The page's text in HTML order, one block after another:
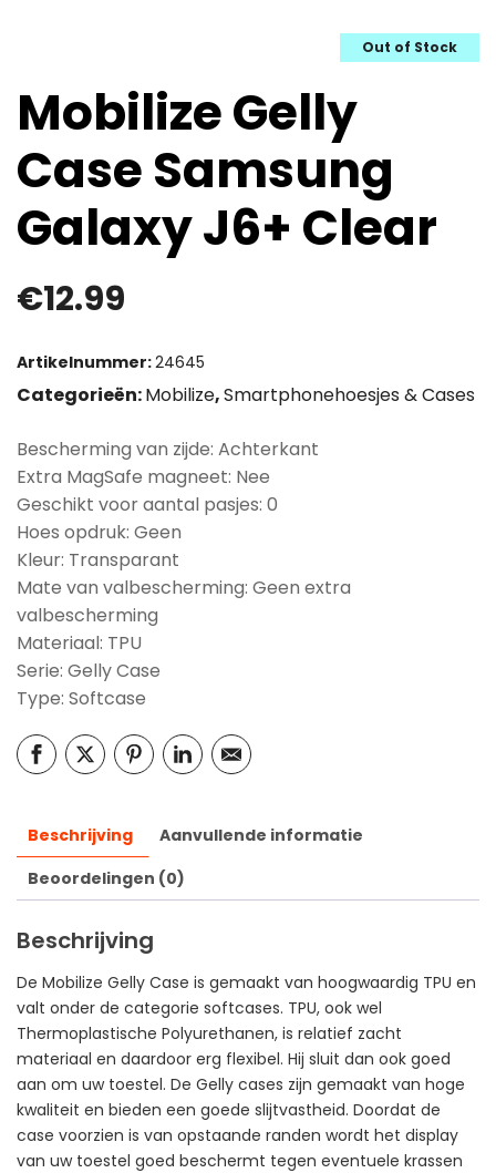
Out of Stock
Mobilize Gelly
Case Samsung
Galaxy J6+ Clear
€12.99
Artikelnummer:24645
Categorieën:Mobilize,Smartphonehoesjes & Cases
Bescherming van zijde: Achterkant
Extra MagSafe magneet: Nee
Geschikt voor aantal pasjes: 0
Hoes opdruk: Geen
Kleur: Transparant
Mate van valbescherming: Geen extra
valbescherming
Materiaal: TPU
Serie: Gelly Case
Type: Softcase
Beschrijving
Aanvullende informatie
Beoordelingen (0)
Beschrijving
De Mobilize Gelly Case is gemaakt van hoogwaardig TPU en
valt onder de categorie softcases. TPU, ook wel
Thermoplastische Polyurethanen, is relatief zacht
materiaal en daardoor erg flexibel. Hij sluit dan ook goed
aan om uw toestel. De Gelly cases zijn gemaakt van hoge
kwaliteit en bieden een goede slijtvastheid. Doordat de
case voorzien is van opstaande randen wordt het display
van uw toestel goed beschermt tegen eventuele krassen